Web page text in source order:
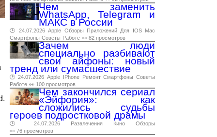
Чем заменить
WhatsApp, Telegram и
МАКС в России
🕑 24.07.2026 Apple Обзоры Приложений Для IOS
Mac
Смартфоны Советы Работе 👀 82 просмотров
Зачем люди
специально разбивают
свои айфоны: новый
тренд или сумасшествие
🕑 24.07.2026 Apple IPhone Ремонт Смартфоны Советы
Работе 👀 100 просмотров
Чем закончился сериал
«Эйфория»: как
сложились судьбы
героев подростковой драмы
🕑 24.07.2026 Развлечения Кино
Обзоры
👀 76 просмотров